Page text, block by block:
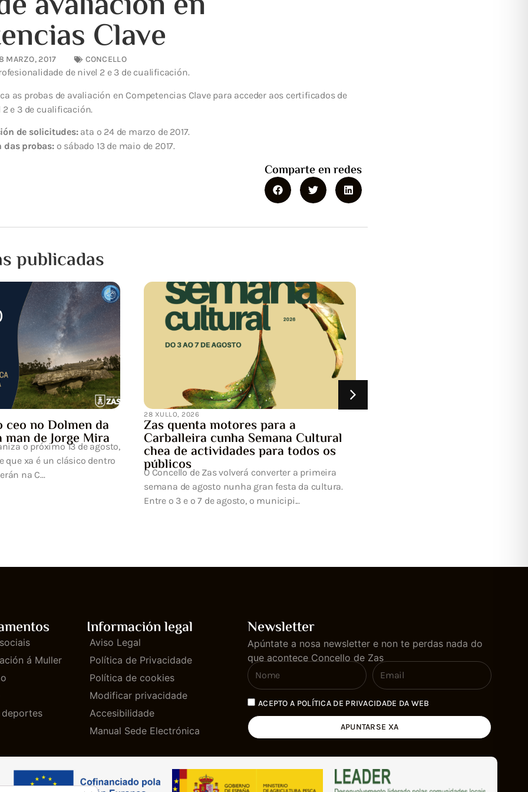
Clave
MARZO, 2017 CONCELLO
de nivel 2 e 3 de cualificación.
as probas de avaliación en Competencias Clave para acceder aos certificados de
e 3 de cualificación.
de solicitudes:ata o 24 de marzo de 2017.
das probas:o sábado 13 de maio de 2017.
Comparte en redes
publicadas
no Dolmen da
de Jorge Mira
o próximo 13 de agosto,
que xa é un clásico dentro
na C...
28 XULLO, 2026
Zas quenta motores para a
Carballeira cunha Semana Cultural
chea de actividades para todos os
públicos
O Concello de Zas volverá converter a primeira
semana de agosto nunha gran festa da cultura.
Entre o 3 e o 7 de agosto, o municipi...
á Muller
deportes
Información legal
Aviso Legal
Política de Privacidade
Política de cookies
Modificar privacidade
Accesibilidade
Manual Sede Electrónica
Newsletter
Apúntate a nosa newsletter e non te perdas nada do
que acontece Concello de Zas
ACEPTO A POLÍTICA DE PRIVACIDADE DA WEB
APUNTARSE XA